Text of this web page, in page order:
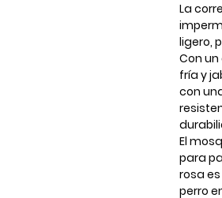
La
ligero,
Con
fría y
con
El
para
rosa
perro